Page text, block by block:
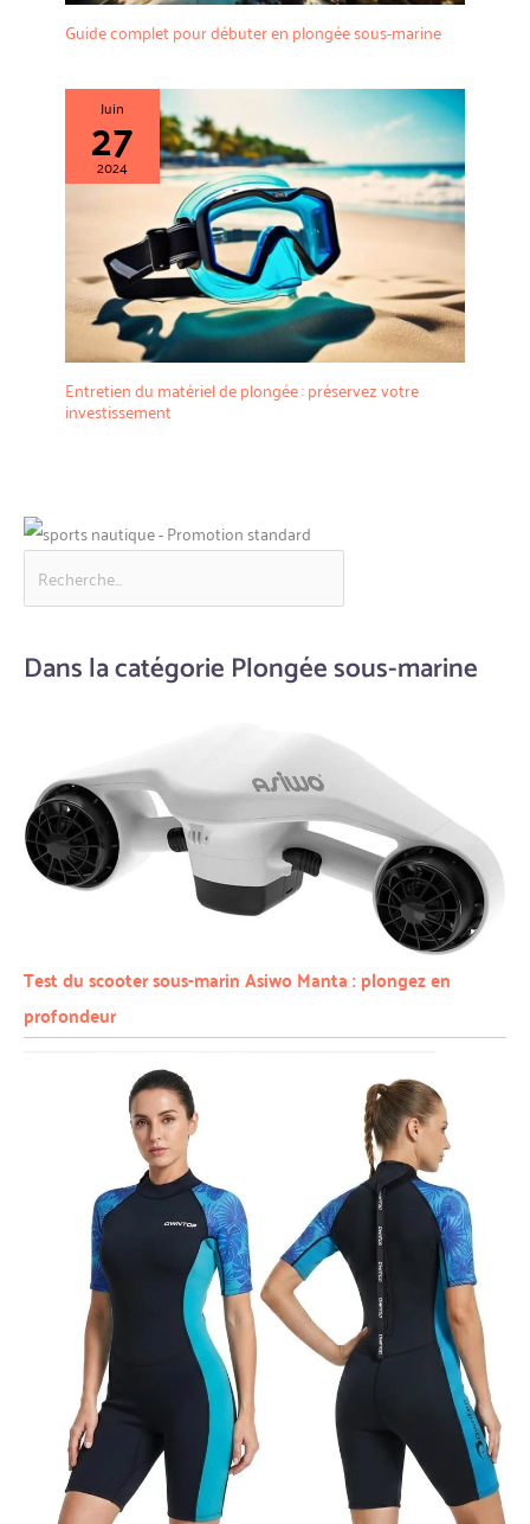
Guide complet pour débuter en plongée sous-marine
Juin
27
2024
Entretien du matériel de plongée : préservez votre
investissement
Dans la catégorie Plongée sous-marine
Test du scooter sous-marin Asiwo Manta : plongez en
profondeur